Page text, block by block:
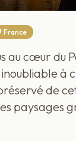
France
au cœur du
à
de
paysages